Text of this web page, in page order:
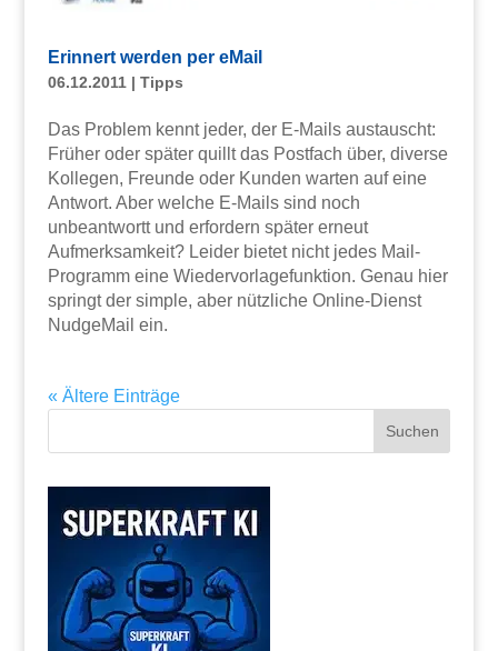
Erinnert werden per eMail
06.12.2011| Tipps
Das Problem kennt jeder, der E-Mails austauscht:
Früher oder später quillt das Postfach über, diverse
Kollegen, Freunde oder Kunden warten auf eine
Antwort. Aber welche E-Mails sind noch
unbeantwortt und erfordern später erneut
Aufmerksamkeit? Leider bietet nicht jedes Mail-
Programm eine Wiedervorlagefunktion. Genau hier
springt der simple, aber nützliche Online-Dienst
NudgeMail ein.
« Ältere Einträge